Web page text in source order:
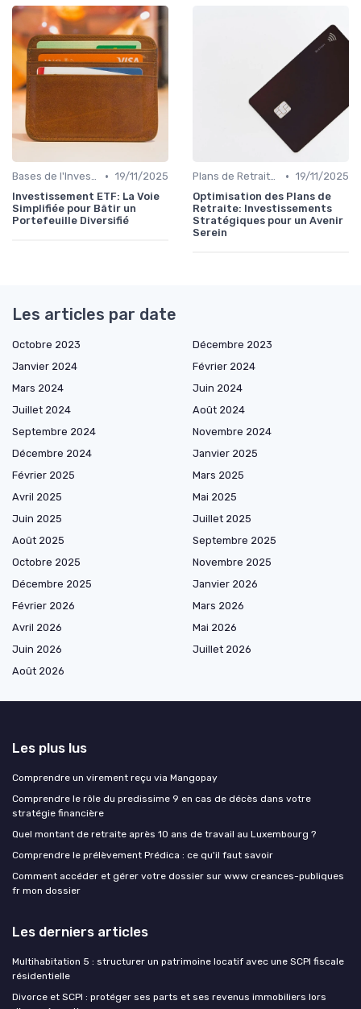
Bases de l'Investissement • 19/11/2025
Investissement ETF: La Voie
Simplifiée pour Bâtir un
Portefeuille Diversifié
Plans de Retraite et Pensions • 19/11/2025
Optimisation des Plans de
Retraite: Investissements
Stratégiques pour un Avenir
Serein
Les articles par date
Octobre 2023
Décembre 2023
Janvier 2024
Février 2024
Mars 2024
Juin 2024
Juillet 2024
Août 2024
Septembre 2024
Novembre 2024
Décembre 2024
Janvier 2025
Février 2025
Mars 2025
Avril 2025
Mai 2025
Juin 2025
Juillet 2025
Août 2025
Septembre 2025
Octobre 2025
Novembre 2025
Décembre 2025
Janvier 2026
Février 2026
Mars 2026
Avril 2026
Mai 2026
Juin 2026
Juillet 2026
Août 2026
Les plus lus
Comprendre un virement reçu via Mangopay
Comprendre le rôle du predissime 9 en cas de décès dans votre
stratégie financière
Quel montant de retraite après 10 ans de travail au Luxembourg ?
Comprendre le prélèvement Prédica : ce qu'il faut savoir
Comment accéder et gérer votre dossier sur www creances-publiques
fr mon dossier
Les derniers articles
Multihabitation 5 : structurer un patrimoine locatif avec une SCPI fiscale
résidentielle
Divorce et SCPI : protéger ses parts et ses revenus immobiliers lors